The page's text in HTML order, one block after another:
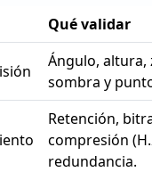
Qué validar
Ángulo, altura,
sombra y
Retención,
compresión
redundancia.